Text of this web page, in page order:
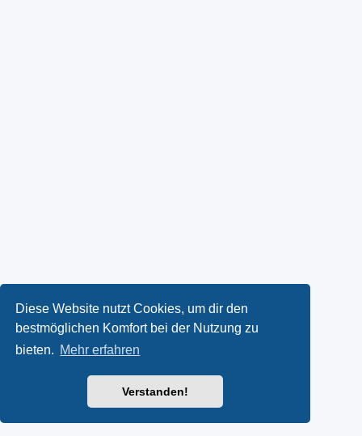
Diese Website nutzt Cookies, um dir den
bestmöglichen Komfort bei der Nutzung zu
bieten. Mehr erfahren
Verstanden!